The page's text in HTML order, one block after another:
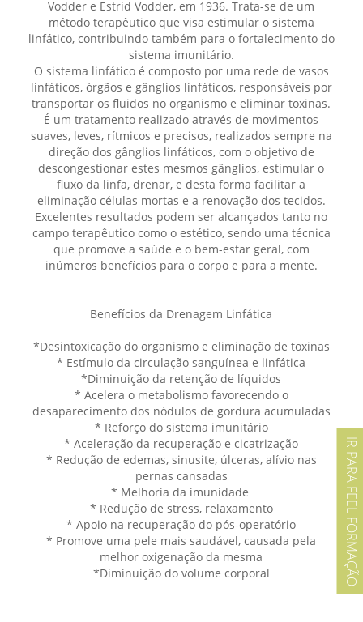
IR PARA FEEL FORMAÇÃO
Vodder e Estrid Vodder, em 1936. Trata-se de um
método terapêutico que visa estimular o sistema
linfático, contribuindo também para o fortalecimento do
sistema imunitário.
O sistema linfático é composto por uma rede de vasos
linfáticos, órgãos e gânglios linfáticos, responsáveis por
transportar os fluidos no organismo e eliminar toxinas.
É um tratamento realizado através de movimentos
suaves, leves, rítmicos e precisos, realizados sempre na
direção dos gânglios linfáticos, com o objetivo de
descongestionar estes mesmos gânglios, estimular o
fluxo da linfa, drenar, e desta forma facilitar a
eliminação células mortas e a renovação dos tecidos.
Excelentes resultados podem ser alcançados tanto no
campo terapêutico como o estético, sendo uma técnica
que promove a saúde e o bem-estar geral, com
inúmeros benefícios para o corpo e para a mente.
Benefícios da Drenagem Linfática
*Desintoxicação do organismo e eliminação de toxinas
* Estímulo da circulação sanguínea e linfática
*Diminuição da retenção de líquidos
* Acelera o metabolismo favorecendo o
desaparecimento dos nódulos de gordura acumuladas
* Reforço do sistema imunitário
* Aceleração da recuperação e cicatrização
* Redução de edemas, sinusite, úlceras, alívio nas
pernas cansadas
* Melhoria da imunidade
* Redução de stress, relaxamento
* Apoio na recuperação do pós-operatório
* Promove uma pele mais saudável, causada pela
melhor oxigenação da mesma
*Diminuição do volume corporal